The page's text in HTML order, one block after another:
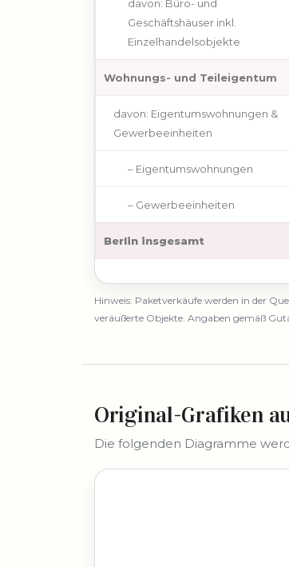
davon: Büro- und
Geschäftshäuser inkl.
Einzelhandelsobjekte
Wohnungs- und Teileigentum
davon: Eigentumswohnungen &
Gewerbeeinheiten
– Eigentumswohnungen
– Gewerbeeinheiten
Berlin insgesamt
Hinweis: Paketverkäufe werden in der
veräußerte Objekte. Angaben gemäß
Original-Grafiken
Die folgenden Diagramme